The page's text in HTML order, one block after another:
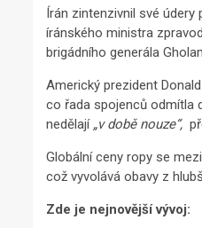
Írán zintenzivnil své
íránského ministra
brigádního generála
Americký prezident
co řada spojenců odmítla
nedělají „v době nouze“,
Globální ceny ropy se
což vyvolává obavy z
Zde je nejnovější vývoj: